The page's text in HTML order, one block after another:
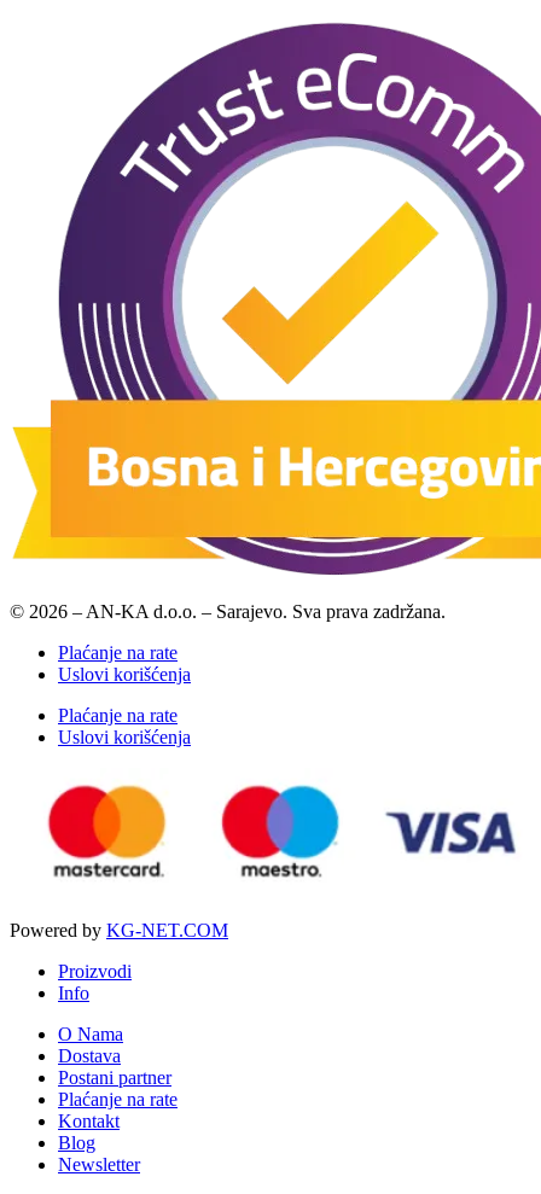
© 2026 – AN-KA d.o.o. – Sarajevo. Sva prava zadržana.
Plaćanje na rate
Uslovi korišćenja
Plaćanje na rate
Uslovi korišćenja
Powered by KG-NET.COM
Proizvodi
Info
O Nama
Dostava
Postani partner
Plaćanje na rate
Kontakt
Blog
Newsletter